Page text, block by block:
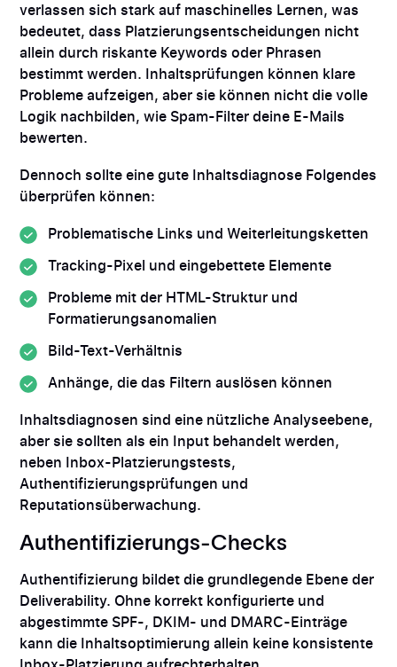
verlassen sich stark auf maschinelles Lernen, was
bedeutet, dass Platzierungsentscheidungen nicht
allein durch riskante Keywords oder Phrasen
bestimmt werden. Inhaltsprüfungen können klare
Probleme aufzeigen, aber sie können nicht die volle
Logik nachbilden, wie Spam-Filter deine E-Mails
bewerten.
Dennoch sollte eine gute Inhaltsdiagnose Folgendes
überprüfen können:
Problematische Links und Weiterleitungsketten
Tracking-Pixel und eingebettete Elemente
Probleme mit der HTML-Struktur und
Formatierungsanomalien
Bild-Text-Verhältnis
Anhänge, die das Filtern auslösen können
Inhaltsdiagnosen sind eine nützliche Analyseebene,
aber sie sollten als ein Input behandelt werden,
neben Inbox-Platzierungstests,
Authentifizierungsprüfungen und
Reputationsüberwachung.
Authentifizierungs-Checks
Authentifizierung bildet die grundlegende Ebene der
Deliverability. Ohne korrekt konfigurierte und
abgestimmte SPF-, DKIM- und DMARC-Einträge
kann die Inhaltsoptimierung allein keine konsistente